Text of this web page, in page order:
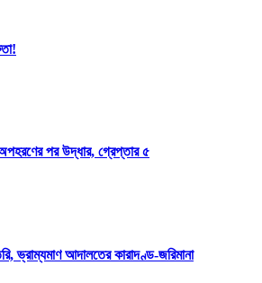
পর উদ্ধার, গ্রেপ্তার ৫
ভ্রাম্যমাণ আদালতের কারাদণ্ড-জরিমানা